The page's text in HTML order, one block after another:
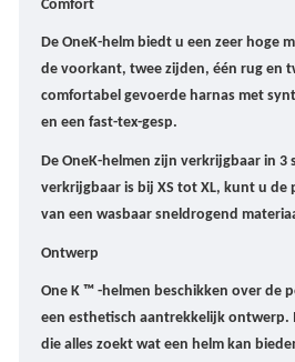
Comfort
De OneK-helm biedt u een zeer hoge
de voorkant, twee zijden, één rug en
comfortabel gevoerde harnas met
en een fast-tex-gesp.
De OneK-helmen zijn verkrijgbaar in 3
verkrijgbaar is bij XS tot XL, kunt u de
van een wasbaar sneldrogend
Ontwerp
One K ™ -helmen beschikken over de
een esthetisch aantrekkelijk ontwerp.
die alles zoekt wat een helm kan